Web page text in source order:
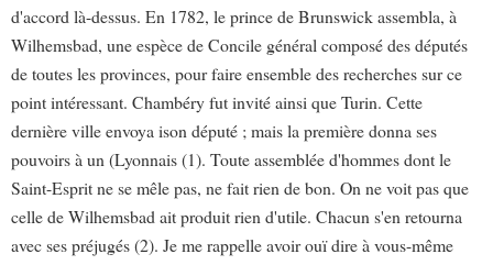
d'accord là-dessus. En 1782, le prince de Brunswick assembla, à
Wilhemsbad, une espèce de Concile général composé des députés
de toutes les provinces, pour faire ensemble des recherches sur ce
point intéressant. Chambéry fut invité ainsi que Turin. Cette
dernière ville envoya ison député ; mais la première donna ses
pouvoirs à un (Lyonnais (1). Toute assemblée d'hommes dont le
Saint-Esprit ne se mêle pas, ne fait rien de bon. On ne voit pas que
celle de Wilhemsbad ait produit rien d'utile. Chacun s'en retourna
avec ses préjugés (2). Je me rappelle avoir ouï dire à vous-même